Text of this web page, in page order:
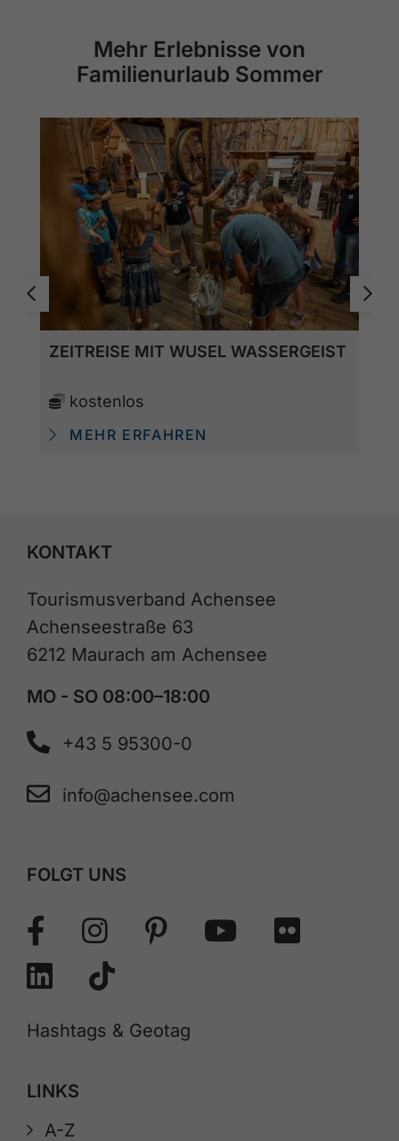
Mehr Erlebnisse von
Familienurlaub Sommer
ZEITREISE MIT WUSEL WASSERGEIST
kostenlos
MEHR ERFAHREN
KONTAKT
Tourismusverband Achensee
Achenseestraße 63
6212 Maurach am Achensee
MO - SO 08:00–18:00
+43 5 95300-0
info@achensee.com
FOLGT UNS
Hashtags & Geotag
LINKS
A-Z